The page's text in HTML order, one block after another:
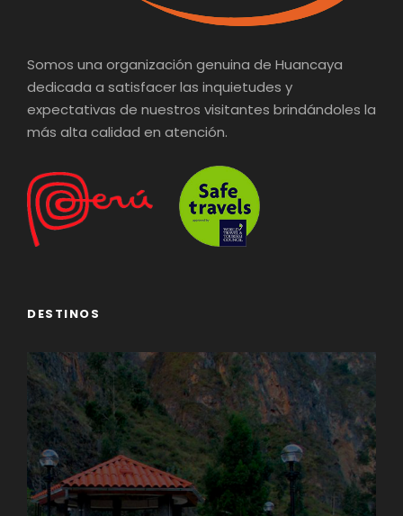
Somos una organización genuina de Huancaya
dedicada a satisfacer las inquietudes y
expectativas de nuestros visitantes brindándoles la
más alta calidad en atención.
DESTINOS